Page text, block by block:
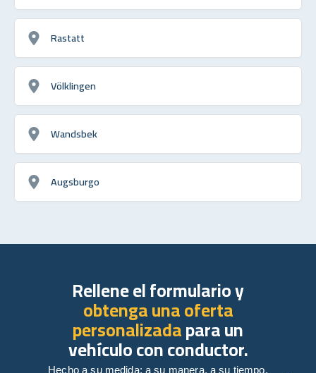
Rastatt
Völklingen
Wandsbek
Augsburgo
Rellene el formulario y
obtenga una oferta
personalizadapara un
vehículo con conductor.
Hecho a su medida: a su manera, a su tiempo,